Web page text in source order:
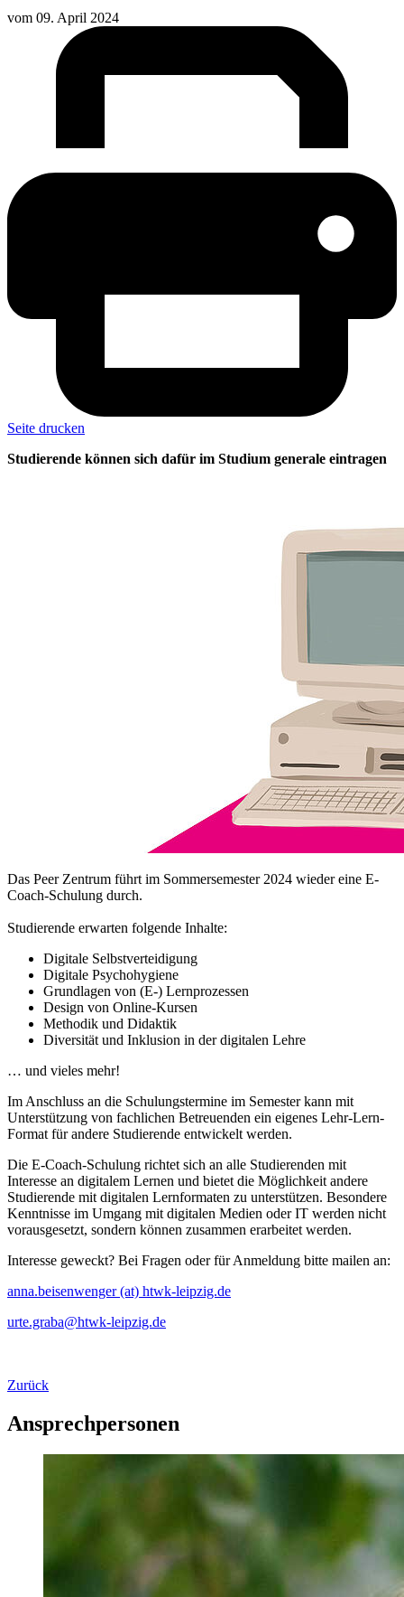
vom 09. April 2024
Seite drucken
Studierende können sich dafür im Studium generale eintragen
Das Peer Zentrum führt im Sommersemester 2024 wieder eine E-
Coach-Schulung durch.
Studierende erwarten folgende Inhalte:
Digitale Selbstverteidigung
Digitale Psychohygiene
Grundlagen von (E-) Lernprozessen
Design von Online-Kursen
Methodik und Didaktik
Diversität und Inklusion in der digitalen Lehre
… und vieles mehr!
Im Anschluss an die Schulungstermine im Semester kann mit
Unterstützung von fachlichen Betreuenden ein eigenes Lehr-Lern-
Format für andere Studierende entwickelt werden.
Die E-Coach-Schulung richtet sich an alle Studierenden mit
Interesse an digitalem Lernen und bietet die Möglichkeit andere
Studierende mit digitalen Lernformaten zu unterstützen. Besondere
Kenntnisse im Umgang mit digitalen Medien oder IT werden nicht
vorausgesetzt, sondern können zusammen erarbeitet werden.
Interesse geweckt? Bei Fragen oder für Anmeldung bitte mailen an:
anna.beisenwenger (at) htwk-leipzig.de
urte.graba@htwk-leipzig.de
Zurück
Ansprechpersonen